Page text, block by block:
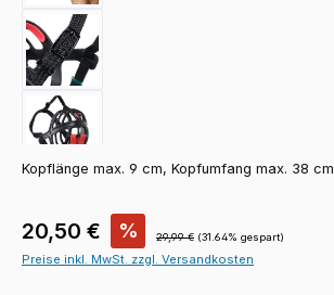
Kopflänge max. 9 cm, Kopfumfang max. 38 cm
Verkaufspreis:
20,50 € % Regulärer Preis:
29,99 € (31.64% gespart)
Preise inkl. MwSt. zzgl. Versandkosten